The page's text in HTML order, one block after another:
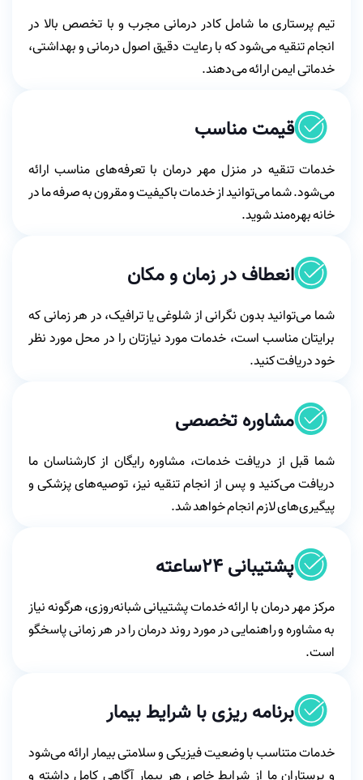
تیم پرستاری ما شامل کادر درمانی مجرب و با تخصص بالا در
انجام تنقیه می‌شود که با رعایت دقیق اصول درمانی و بهداشتی،
خدماتی ایمن ارائه می‌دهند.
قیمت مناسب
خدمات تنقیه در منزل مهر درمان با تعرفه‌های مناسب ارائه
می‌شود. شما می‌توانید از خدمات باکیفیت و مقرون به صرفه ما در
خانه بهره‌مند شوید.
انعطاف در زمان و مکان
شما می‌توانید بدون نگرانی از شلوغی یا ترافیک، در هر زمانی که
برایتان مناسب است، خدمات مورد نیازتان را در محل مورد نظر
خود دریافت کنید.
مشاوره تخصصی
شما قبل از دریافت خدمات، مشاوره رایگان از کارشناسان ما
دریافت می‌کنید و پس از انجام تنقیه نیز، توصیه‌های پزشکی و
پیگیری‌های لازم انجام خواهد شد.
پشتیبانی ۲۴ساعته
مرکز مهر درمان با ارائه خدمات پشتیبانی شبانه‌روزی، هرگونه نیاز
به مشاوره و راهنمایی در مورد روند درمان را در هر زمانی پاسخگو
است.
برنامه ریزی با شرایط بیمار
خدمات متناسب با وضعیت فیزیکی و سلامتی بیمار ارائه می‌شود